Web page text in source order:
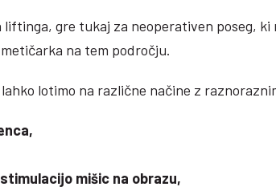
gre tukaj za neoperativen poseg,
na tem področju.
lahko lotimo na različne načine z
mišic na obrazu,